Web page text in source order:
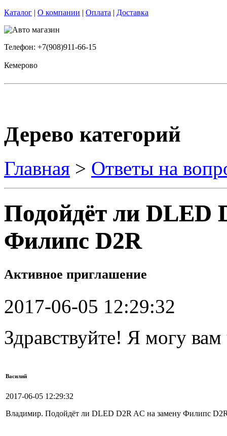
Каталог | О компании | Оплата | Доставка
Телефон: +7(908)911-66-15
Кемерово
Дерево категорий
Главная > Ответы на
Подойдёт ли DLED
Филипс D2R
Активное приглашение
2017-06-05 12:29:32
Здравствуйте! Я могу
Василий
2017-06-05 12:29:32
Владимир. Подойдёт ли DLED D2R AC на замену Филипс